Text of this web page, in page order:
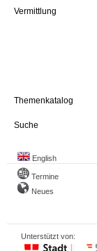
Vermittlung
Themenkatalog
Suche
English
Termine
Neues
Unterstützt von: